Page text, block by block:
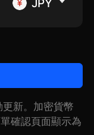
JPY
新。加密貨幣
確認頁面顯示為